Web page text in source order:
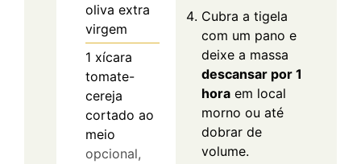
oliva extra
virgem
1 xícara
tomate-
cereja
cortado ao
meio
opcional,
Cubra a tigela
com um pano e
deixe a massa
descansar por 1
hora em local
morno ou até
dobrar de
volume.